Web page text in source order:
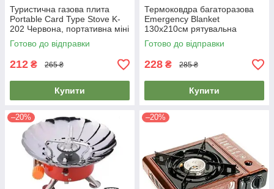
Туристична газова плита
Portable Card Type Stove K-
202 Червона, портативна міні
піч | мини газовая плита
Готово до відправки
212 ₴ 265 ₴
Купити
Термоковдра багаторазова
Emergency Blanket
130x210см рятувальна
термоковдра туристична |
термоодеяло
Готово до відправки
228 ₴ 285 ₴
Купити
–20% –20%